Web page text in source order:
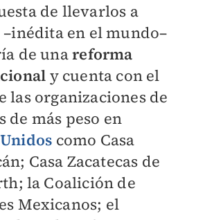
de llevarlos a
en el mundo–
de unareforma
y cuenta con el
las organizaciones de
de más peso en
como Casa
Casa Zacatecas de
la Coalición de
Mexicanos; el